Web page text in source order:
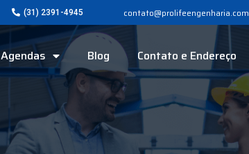
(31) 2391-4945 contato@prolifeengenharia.com
Agendas Blog Contato e Endereço